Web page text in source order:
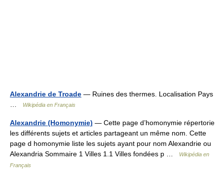
Alexandrie de Troade — Ruines des thermes. Localisation Pays
Wikipédia en Français
Alexandrie (Homonymie) — Cette page d’homonymie répertorie
les différents sujets et articles partageant un même nom. Cette
page d homonymie liste les sujets ayant pour nom Alexandrie ou
Alexandria Sommaire 1 Villes 1.1 Villes fondées p …
Wikipédia en
Français